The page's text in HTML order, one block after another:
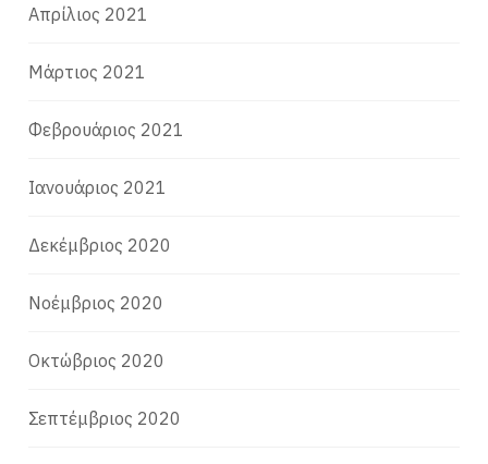
Απρίλιος 2021
Μάρτιος 2021
Φεβρουάριος 2021
Ιανουάριος 2021
Δεκέμβριος 2020
Νοέμβριος 2020
Οκτώβριος 2020
Σεπτέμβριος 2020